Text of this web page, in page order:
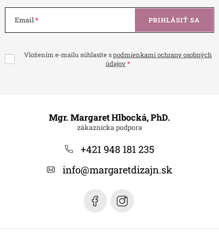
Email
Vložením e-mailu súhlasíte spodmienkami ochrany osobných
údajov
PRIHLÁSIŤ SA
Mgr. Margaret Hlbocká, PhD.
+421 948 181 235
info@margaretdizajn.sk